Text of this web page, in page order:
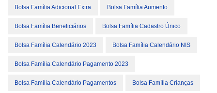
Bolsa Família Adicional Extra Bolsa Família Aumento
Bolsa Família Beneficiários Bolsa Família Cadastro Único
Bolsa Família Calendário 2023 Bolsa Família Calendário NIS
Bolsa Família Calendário Pagamento 2023
Bolsa Família Calendário Pagamentos Bolsa Família Crianças